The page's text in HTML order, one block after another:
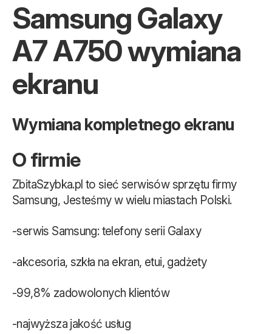
Samsung Galaxy
A7 A750 wymiana
ekranu
Wymiana kompletnego ekranu
O firmie
ZbitaSzybka.pl to sieć serwisów sprzętu firmy
Samsung, Jesteśmy w wielu miastach Polski.
-serwis Samsung: telefony serii Galaxy
-akcesoria, szkła na ekran, etui, gadżety
-99,8% zadowolonych klientów
-najwyższa jakość usług